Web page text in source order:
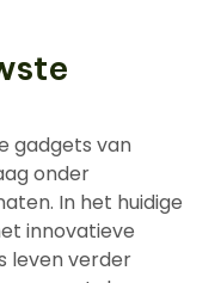
gadgets van
onder
In het huidige
innovatieve
leven verder